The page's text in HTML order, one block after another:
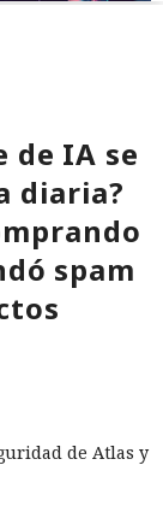
de IA se
diaria?
spam
de Atlas y